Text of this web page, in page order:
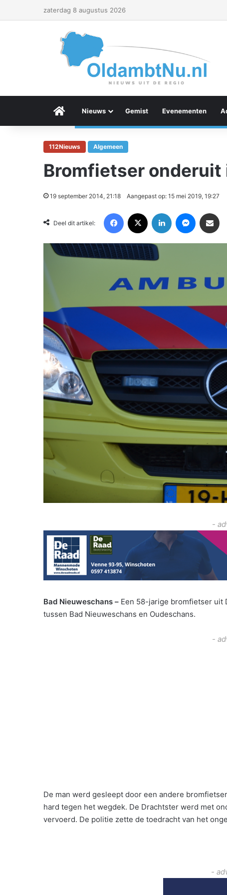
zaterdag 8 augustus 2026
Menu Item
Nieuws Gemist Evenementen
112Nieuws Algemeen
Bromfietser onderuit
19 september 2014, 21:18 Aangepast op: 15 mei 2019, 19:27
Deel dit artikel:
-
Bad Nieuweschans – Een 58-jarige bromfietser uit
tussen Bad Nieuweschans en Oudeschans.
-
De man werd gesleept door een andere
hard tegen het wegdek. De Drachtster werd met
vervoerd. De politie zette de toedracht van het
-